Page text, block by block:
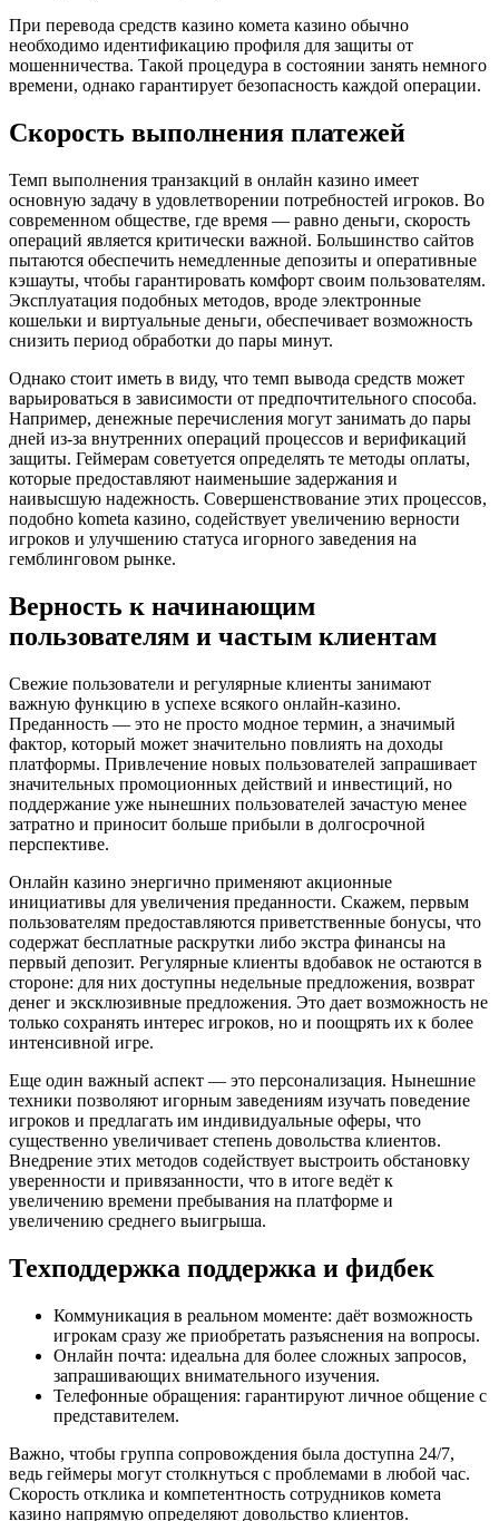
При перевода средств казино комета казино обычно
необходимо идентификацию профиля для защиты от
мошенничества. Такой процедура в состоянии занять немного
времени, однако гарантирует безопасность каждой операции.
Скорость выполнения платежей
Темп выполнения транзакций в онлайн казино имеет
основную задачу в удовлетворении потребностей игроков. Во
современном обществе, где время — равно деньги, скорость
операций является критически важной. Большинство сайтов
пытаются обеспечить немедленные депозиты и оперативные
кэшауты, чтобы гарантировать комфорт своим пользователям.
Эксплуатация подобных методов, вроде электронные
кошельки и виртуальные деньги, обеспечивает возможность
снизить период обработки до пары минут.
Однако стоит иметь в виду, что темп вывода средств может
варьироваться в зависимости от предпочтительного способа.
Например, денежные перечисления могут занимать до пары
дней из-за внутренних операций процессов и верификаций
защиты. Геймерам советуется определять те методы оплаты,
которые предоставляют наименьшие задержания и
наивысшую надежность. Совершенствование этих процессов,
подобно kometa казино, содействует увеличению верности
игроков и улучшению статуса игорного заведения на
гемблинговом рынке.
Верность к начинающим
пользователям и частым клиентам
Свежие пользователи и регулярные клиенты занимают
важную функцию в успехе всякого онлайн-казино.
Преданность — это не просто модное термин, а значимый
фактор, который может значительно повлиять на доходы
платформы. Привлечение новых пользователей запрашивает
значительных промоционных действий и инвестиций, но
поддержание уже нынешних пользователей зачастую менее
затратно и приносит больше прибыли в долгосрочной
перспективе.
Онлайн казино энергично применяют акционные
инициативы для увеличения преданности. Скажем, первым
пользователям предоставляются приветственные бонусы, что
содержат бесплатные раскрутки либо экстра финансы на
первый депозит. Регулярные клиенты вдобавок не остаются в
стороне: для них доступны недельные предложения, возврат
денег и эксклюзивные предложения. Это дает возможность не
только сохранять интерес игроков, но и поощрять их к более
интенсивной игре.
Еще один важный аспект — это персонализация. Нынешние
техники позволяют игорным заведениям изучать поведение
игроков и предлагать им индивидуальные оферы, что
существенно увеличивает степень довольства клиентов.
Внедрение этих методов содействует выстроить обстановку
уверенности и привязанности, что в итоге ведёт к
увеличению времени пребывания на платформе и
увеличению среднего выигрыша.
Техподдержка поддержка и фидбек
Коммуникация в реальном моменте: даёт возможность
игрокам сразу же приобретать разъяснения на вопросы.
Онлайн почта: идеальна для более сложных запросов,
запрашивающих внимательного изучения.
Телефонные обращения: гарантируют личное общение с
представителем.
Важно, чтобы группа сопровождения была доступна 24/7,
ведь геймеры могут столкнуться с проблемами в любой час.
Скорость отклика и компетентность сотрудников комета
казино напрямую определяют довольство клиентов.